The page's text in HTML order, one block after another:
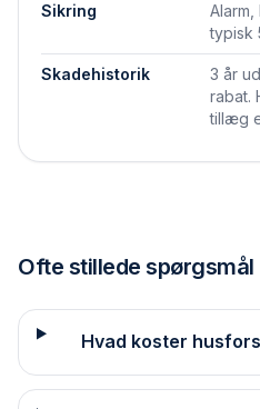
Sikring
typisk
Skadehistorik
3 år
rabat.
tillæg
Ofte stillede spørgsmål
Hvad koster